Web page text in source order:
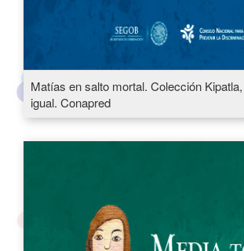
Matías en salto mortal. Colección
igual. Conapred